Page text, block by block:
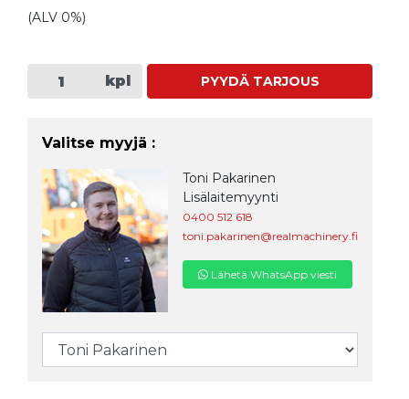
(ALV 0%)
kpl PYYDÄ TARJOUS
Valitse myyjä :
Toni Pakarinen
Lisälaitemyynti
0400 512 618
toni.pakarinen@realmachinery.fi
Lähetä WhatsApp viesti